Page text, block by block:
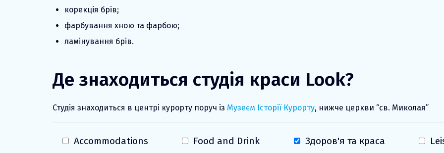
корекція брів;
фарбування хною та фарбою;
ламінування брів.
Де знаходиться студія краси Look?
Студія знаходиться в центрі курорту поруч із Музеєм Історії Курорту, нижче церкви “св. Миколая”
Accommodations Food and Drink Здоров'я та краса